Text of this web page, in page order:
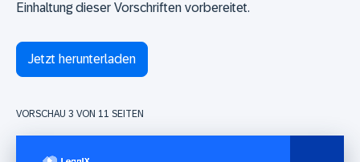
Einhaltung dieser Vorschriften vorbereitet.
Jetzt herunterladen
VORSCHAU 3 VON 11 SEITEN